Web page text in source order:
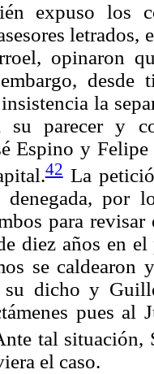
expuso los
opinaron
desde
la
su parecer y
Espino y
42La
denegada, por
para
diez años en
se caldearon
su dicho y
pues al
tal situación,
el caso.